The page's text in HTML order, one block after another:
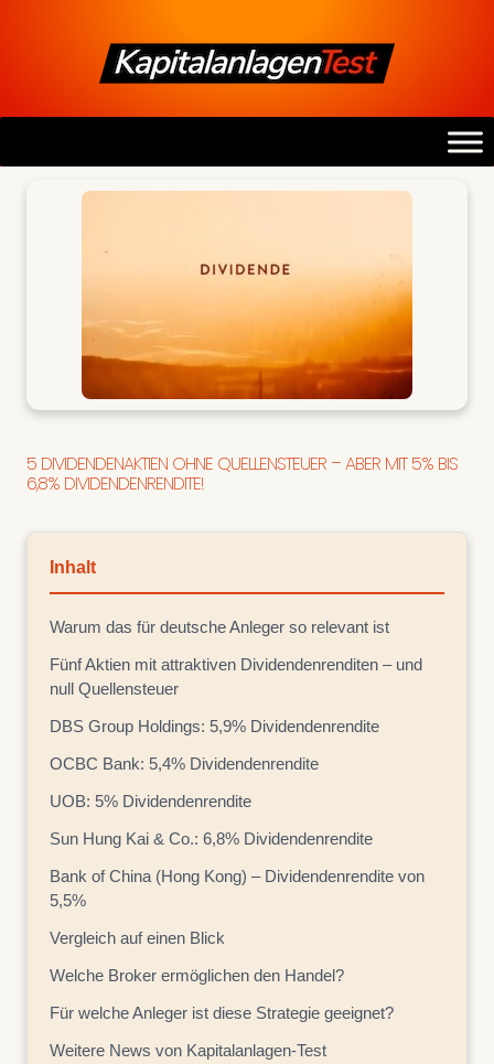
5 DIVIDENDENAKTIEN OHNE QUELLENSTEUER – ABER MIT 5% BIS
6,8% DIVIDENDENRENDITE!
Inhalt
Warum das für deutsche Anleger so relevant ist
Fünf Aktien mit attraktiven Dividendenrenditen – und
null Quellensteuer
DBS Group Holdings: 5,9% Dividendenrendite
OCBC Bank: 5,4% Dividendenrendite
UOB: 5% Dividendenrendite
Sun Hung Kai & Co.: 6,8% Dividendenrendite
Bank of China (Hong Kong) – Dividendenrendite von
5,5%
Vergleich auf einen Blick
Welche Broker ermöglichen den Handel?
Für welche Anleger ist diese Strategie geeignet?
Weitere News von Kapitalanlagen-Test